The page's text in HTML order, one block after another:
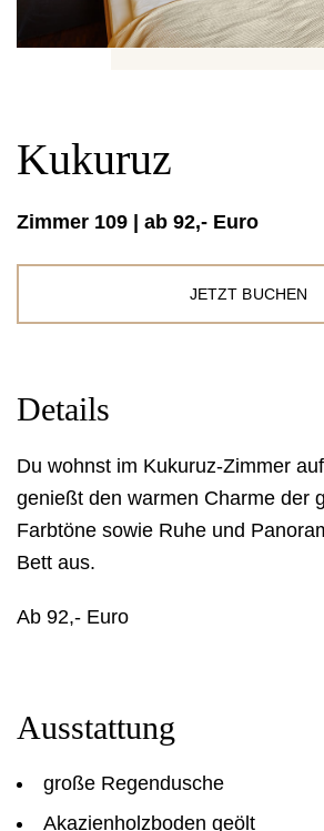
Kukuruz
Zimmer 109 | ab 92,- Euro
JETZT BUCHEN
Details
Du wohnst im Kukuruz-Zimmer
genießt den warmen Charme der
Farbtöne sowie Ruhe und
Bett aus.
Ab 92,- Euro
Ausstattung
große Regendusche
Akazienholzboden geölt